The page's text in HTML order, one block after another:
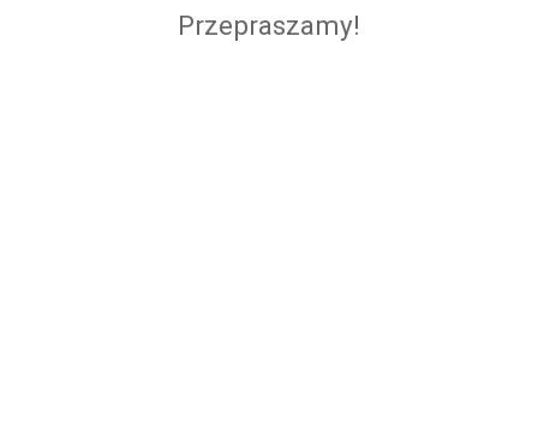
Przepraszamy!